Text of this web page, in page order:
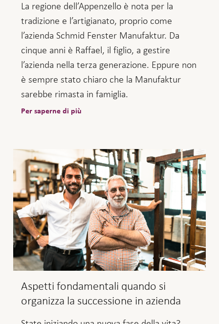
La regione dell’Appenzello è nota per la
tradizione e l’artigianato, proprio come
l’azienda Schmid Fenster Manufaktur. Da
cinque anni è Raffael, il figlio, a gestire
l’azienda nella terza generazione. Eppure non
è sempre stato chiaro che la Manufaktur
sarebbe rimasta in famiglia.
Per saperne di più
Aspetti fondamentali quando si
organizza la successione in azienda